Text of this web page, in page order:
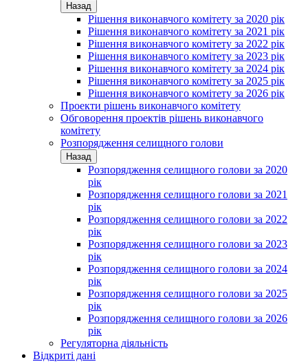
Назад
Рішення виконавчого комітету за 2020 рік
Рішення виконавчого комітету за 2021 рік
Рішення виконавчого комітету за 2022 рік
Рішення виконавчого комітету за 2023 рік
Рішення виконавчого комітету за 2024 рік
Рішення виконавчого комітету за 2025 рік
Рішення виконавчого комітету за 2026 рік
Проекти рішень виконавчого комітету
Обговорення проектів рішень виконавчого
комітету
Розпорядження селищного голови
Назад
Розпорядження селищного голови за 2020
рік
Розпорядження селищного голови за 2021
рік
Розпорядження селищного голови за 2022
рік
Розпорядження селищного голови за 2023
рік
Розпорядження селищного голови за 2024
рік
Розпорядження селищного голови за 2025
рік
Розпорядження селищного голови за 2026
рік
Регуляторна діяльність
Відкриті дані